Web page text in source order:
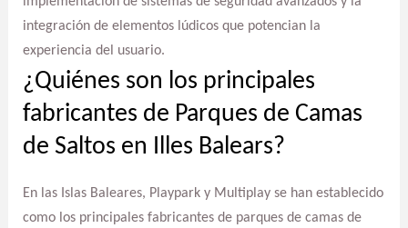
integración de elementos lúdicos que potencian la
experiencia del usuario.
¿Quiénes son los principales
fabricantes de Parques de Camas
de Saltos en Illes Balears?
En las Islas Baleares, Playpark y Multiplay se han establecido
como los principales fabricantes de parques de camas de